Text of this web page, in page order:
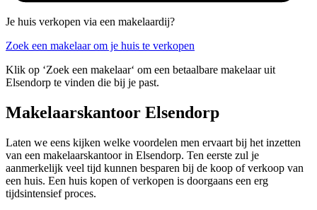
Je huis verkopen via een makelaardij?
Zoek een makelaar om je huis te verkopen
Klik op ‘Zoek een makelaar‘ om een betaalbare makelaar uit
Elsendorp te vinden die bij je past.
Makelaarskantoor Elsendorp
Laten we eens kijken welke voordelen men ervaart bij het inzetten
van een makelaarskantoor in Elsendorp. Ten eerste zul je
aanmerkelijk veel tijd kunnen besparen bij de koop of verkoop van
een huis. Een huis kopen of verkopen is doorgaans een erg
tijdsintensief proces.